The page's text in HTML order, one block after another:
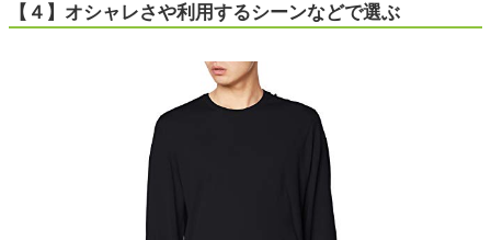
【４】オシャレさや利用するシーンなどで選ぶ